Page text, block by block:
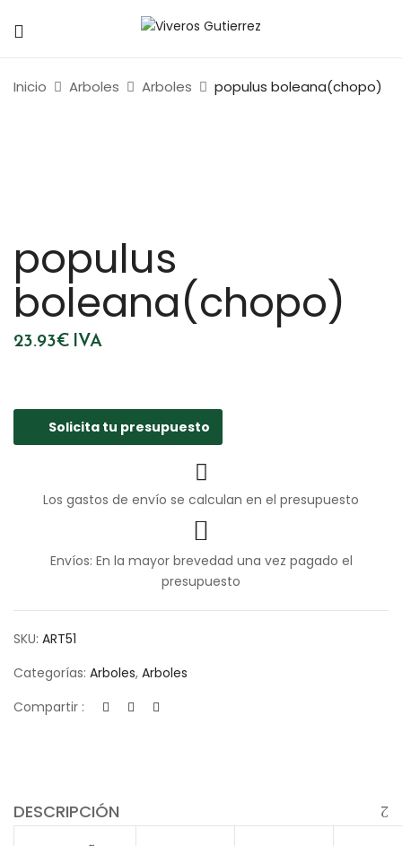
Inicio Arboles Arboles populus boleana(chopo)
populus
boleana(chopo)
23.93€ IVA
Solicita tu presupuesto
Los gastos de envío se calculan en el presupuesto
Envíos: En la mayor brevedad una vez pagado el
presupuesto
SKU: ART51
Categorías: Arboles, Arboles
Compartir :
DESCRIPCIÓN